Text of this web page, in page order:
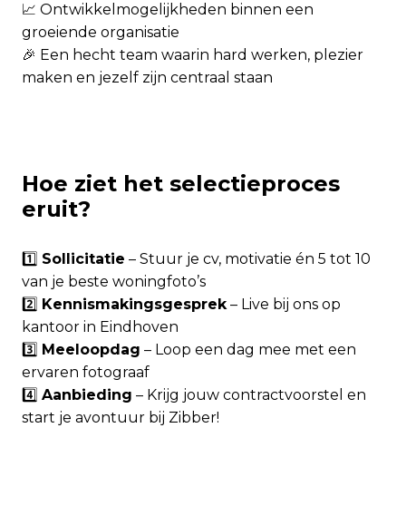
📈 Ontwikkelmogelijkheden binnen een
groeiende organisatie
🎉 Een hecht team waarin hard werken, plezier
maken en jezelf zijn centraal staan
Hoe ziet het selectieproces
eruit?
1️⃣ Sollicitatie – Stuur je cv, motivatie én 5 tot 10
van je beste woningfoto’s
2️⃣ Kennismakingsgesprek– Live bij ons op
kantoor in Eindhoven
3️⃣ Meeloopdag – Loop een dag mee met een
ervaren fotograaf
4️⃣ Aanbieding – Krijg jouw contractvoorstel en
start je avontuur bij Zibber!